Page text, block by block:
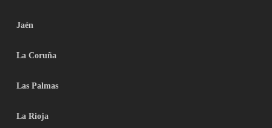
Jaén
La Coruña
Las Palmas
La Rioja